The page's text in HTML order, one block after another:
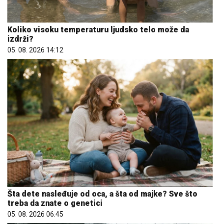
Koliko visoku temperaturu ljudsko telo može da
izdrži?
05. 08. 2026 14:12
Šta dete nasleđuje od oca, a šta od majke? Sve što
treba da znate o genetici
05. 08. 2026 06:45